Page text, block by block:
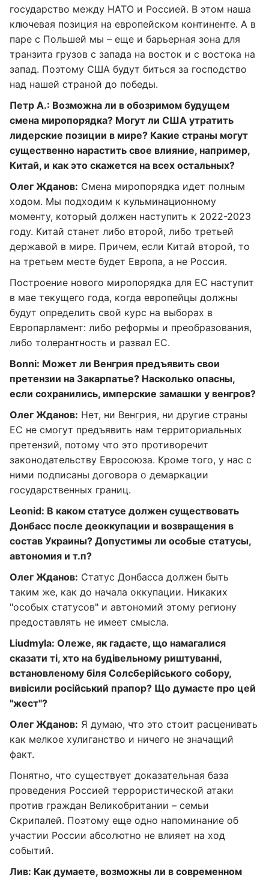
государство между НАТО и Россией. В этом наша
ключевая позиция на европейском континенте. А в
паре с Польшей мы – еще и барьерная зона для
транзита грузов с запада на восток и с востока на
запад. Поэтому США будут биться за господство
над нашей страной до победы.
Петр А.: Возможна ли в обозримом будущем
смена миропорядка? Могут ли США утратить
лидерские позиции в мире? Какие страны могут
существенно нарастить свое влияние, например,
Китай, и как это скажется на всех остальных?
Олег Жданов: Смена миропорядка идет полным
ходом. Мы подходим к кульминационному
моменту, который должен наступить к 2022-2023
году. Китай станет либо второй, либо третьей
державой в мире. Причем, если Китай второй, то
на третьем месте будет Европа, а не Россия.
Построение нового миропорядка для ЕС наступит
в мае текущего года, когда европейцы должны
будут определить свой курс на выборах в
Европарламент: либо реформы и преобразования,
либо толерантность и развал ЕС.
Bonni: Может ли Венгрия предъявить свои
претензии на Закарпатье? Насколько опасны,
если сохранились, имперские замашки у венгров?
Олег Жданов: Нет, ни Венгрия, ни другие страны
ЕС не смогут предъявить нам территориальных
претензий, потому что это противоречит
законодательству Евросоюза. Кроме того, у нас с
ними подписаны договора о демаркации
государственных границ.
Leonid: В каком статусе должен существовать
Донбасс после деоккупации и возвращения в
состав Украины? Допустимы ли особые статусы,
автономия и т.п?
Олег Жданов: Статус Донбасса должен быть
таким же, как до начала оккупации. Никаких
"особых статусов" и автономий этому региону
предоставлять не имеет смысла.
Liudmyla: Олеже, як гадаєте, що намагалися
сказати ті, хто на будівельному риштуванні,
встановленому біля Солсберійського собору,
вивісили російський прапор? Що думаєте про цей
"жест"?
Олег Жданов: Я думаю, что это стоит расценивать
как мелкое хулиганство и ничего не значащий
факт.
Понятно, что существует доказательная база
проведения Россией террористической атаки
против граждан Великобритании – семьи
Скрипалей. Поэтому еще одно напоминание об
участии России абсолютно не влияет на ход
событий.
Лив: Как думаете, возможны ли в современном